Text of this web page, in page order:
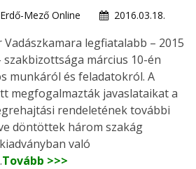
Mező Online
2016.03.18.
legfiatalabb – 2015
március 10-én
munkáról és feladatokról. A
megfogalmazták javaslataikat a
rendeletének további
döntöttek három szakág
való
Tovább >>>